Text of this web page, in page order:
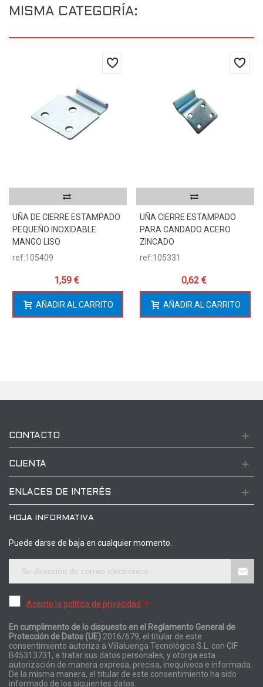
MISMA CATEGORÍA:
UÑA DE CIERRE ESTAMPADO
PEQUEÑO INOXIDABLE
MANGO LISO
ref:105409
1,59 €
AÑADIR AL CARRITO
UÑA CIERRE ESTAMPADO
PARA CANDADO ACERO
ZINCADO
ref:105331
0,62 €
AÑADIR AL CARRITO
CONTACTO
CUENTA
ENLACES DE INTERÉS
HOJA INFORMATIVA
Puede darse de baja en cualquier momento.
Acepto la política de privacidad *
En cumplimento de lo dispuesto en el Reglamento General de
Protección de Datos (UE) 2016/679, el titular de este
consentimiento autoriza a Villaluenga Tecnológica S.L. con CIF
B45313731, a tratar sus datos personales, y otorga esta
autorización de manera expresa, precisa, inequívoca e informada.
De la misma manera, el titular de este consentimiento ha sido
informado de los siguientes datos: